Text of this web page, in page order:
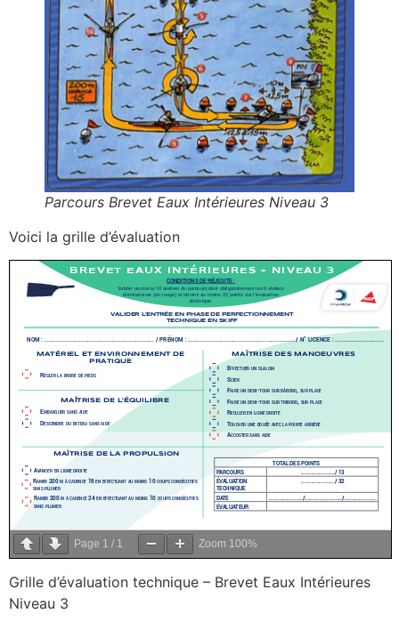
Parcours Brevet Eaux Intérieures Niveau 3
Voici la grille d’évaluation
Page 1 / 1 Zoom 100%
Grille d’évaluation technique – Brevet Eaux Intérieures
Niveau 3